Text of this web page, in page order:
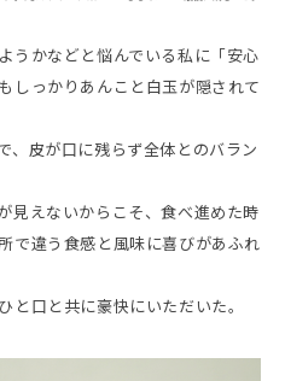
うかなどと悩んでいる私に「安心
しっかりあんこと白玉が隠されて
、皮が口に残らず全体とのバラン
見えないからこそ、食べ進めた時
で違う食感と風味に喜びがあふれ
と口と共に豪快にいただいた。